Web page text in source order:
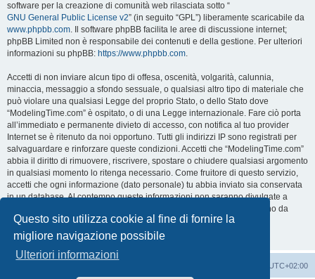
Questo sito utilizza cookie al fine di fornire la
migliore navigazione possibile
Ulteriori informazioni
software per la creazione di comunità web rilasciata sotto “
GNU General Public License v2” (in seguito “GPL”) liberamente scaricabile da
www.phpbb.com. Il software phpBB facilita le aree di discussione internet;
phpBB Limited non è responsabile dei contenuti e della gestione. Per ulteriori
informazioni su phpBB: https://www.phpbb.com.
Accetti di non inviare alcun tipo di offesa, oscenità, volgarità, calunnia,
minaccia, messaggio a sfondo sessuale, o qualsiasi altro tipo di materiale che
può violare una qualsiasi Legge del proprio Stato, o dello Stato dove
“ModelingTime.com” è ospitato, o di una Legge internazionale. Fare ciò porta
all’immediato e permanente divieto di accesso, con notifica al tuo provider
Internet se è ritenuto da noi opportuno. Tutti gli indirizzi IP sono registrati per
salvaguardare e rinforzare queste condizioni. Accetti che “ModelingTime.com”
abbia il diritto di rimuovere, riscrivere, spostare o chiudere qualsiasi argomento
in qualsiasi momento lo ritenga necessario. Come fruitore di questo servizio,
accetti che ogni informazione (dato personale) tu abbia inviato sia conservata
in un database. Al contempo queste informazioni non saranno divulgate a
nessuno senza il tuo consenso, né “ModelingTime.com” o phpBB sono da
ritenersi responsabili per qualsiasi violazione al sistema che possa
compromettere queste informazioni.
UTC+02:00